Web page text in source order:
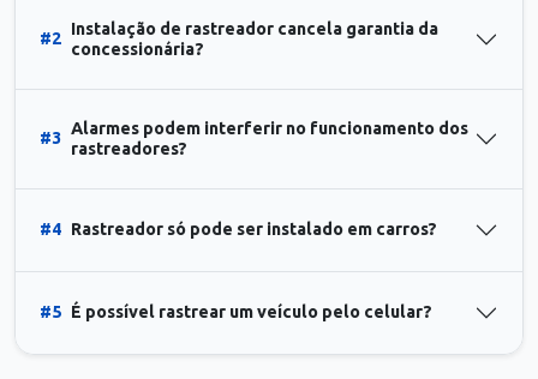
#2
Instalação de rastreador cancela garantia da
concessionária?
#3
Alarmes podem interferir no funcionamento dos
rastreadores?
#4 Rastreador só pode ser instalado em carros?
#5 É possível rastrear um veículo pelo celular?